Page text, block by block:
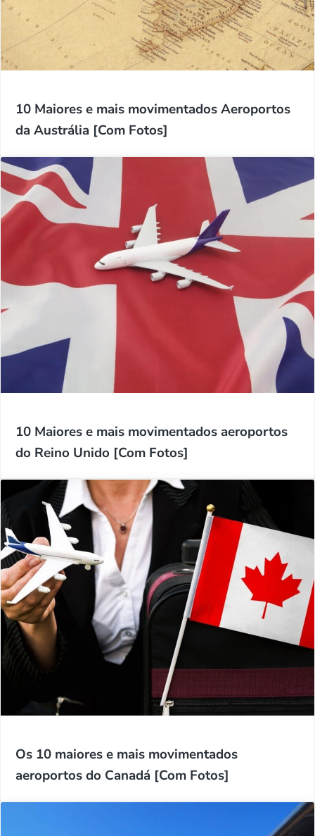
10 Maiores e mais movimentados Aeroportos
da Austrália [Com Fotos]
10 Maiores e mais movimentados aeroportos
do Reino Unido [Com Fotos]
Os 10 maiores e mais movimentados
aeroportos do Canadá [Com Fotos]